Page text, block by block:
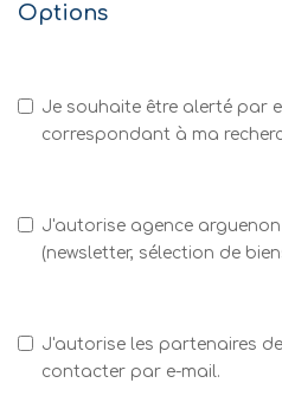
Options
Je souhaite être alerté par
correspondant à ma
J'autorise agence
(newsletter, sélection de
J'autorise les partenaires
contacter par e-mail.